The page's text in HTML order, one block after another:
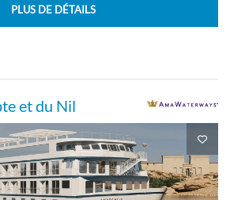
PLUS DE DÉTAILS
et du Nil